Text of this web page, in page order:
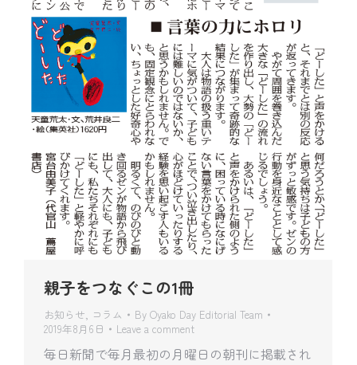
親子をつなぐこの1冊
お知らせ, コラム By Oyako Day Editorial Team
2019年8月6日
Leave a comment
毎日新聞で毎月最初の月曜日の朝刊に掲載され